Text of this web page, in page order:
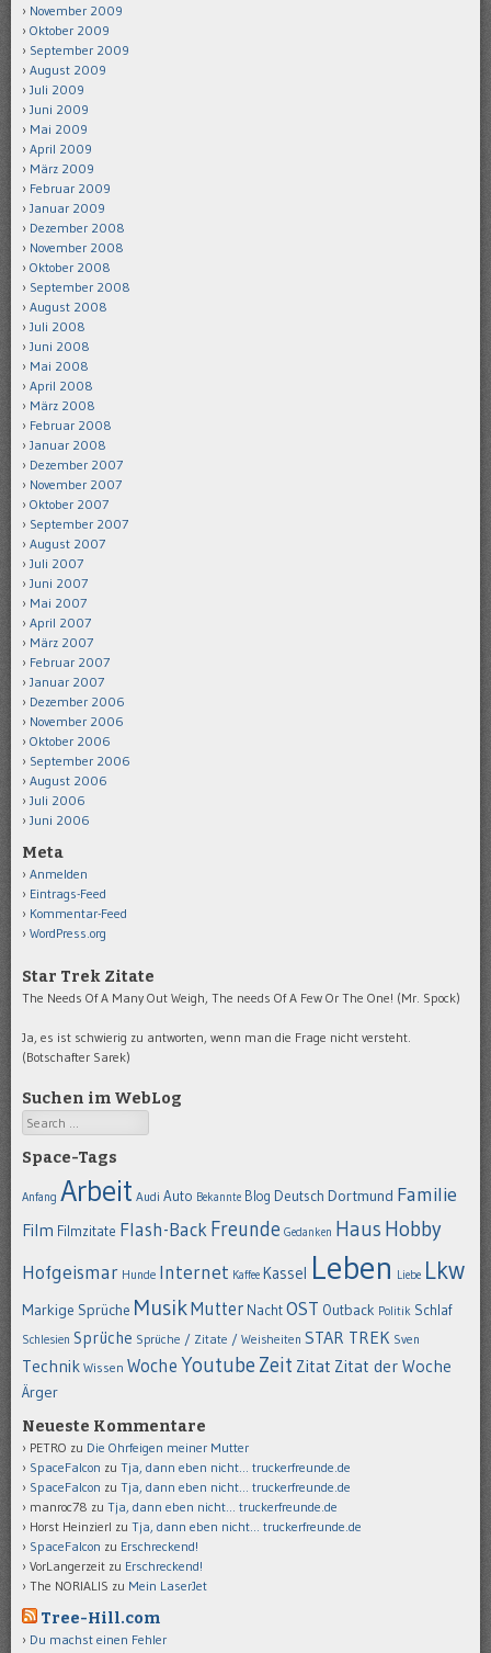
November 2009
Oktober 2009
September 2009
August 2009
Juli 2009
Juni 2009
Mai 2009
April 2009
März 2009
Februar 2009
Januar 2009
Dezember 2008
November 2008
Oktober 2008
September 2008
August 2008
Juli 2008
Juni 2008
Mai 2008
April 2008
März 2008
Februar 2008
Januar 2008
Dezember 2007
November 2007
Oktober 2007
September 2007
August 2007
Juli 2007
Juni 2007
Mai 2007
April 2007
März 2007
Februar 2007
Januar 2007
Dezember 2006
November 2006
Oktober 2006
September 2006
August 2006
Juli 2006
Juni 2006
Meta
Anmelden
Eintrags-Feed
Kommentar-Feed
WordPress.org
Star Trek Zitate
The Needs Of A Many Out Weigh, The needs Of A Few Or The One! (Mr. Spock)
Ja, es ist schwierig zu antworten, wenn man die Frage nicht versteht.
(Botschafter Sarek)
Suchen im WebLog
Search
Space-Tags
Anfang Arbeit Audi Auto Bekannte Blog Deutsch Dortmund Familie
Film Filmzitate Flash-BackFreunde Gedanken Haus Hobby
Hofgeismar Hunde Internet Kaffee Kassel Leben Liebe Lkw
Markige Sprüche MusikMutter NachtOST Outback Politik Schlaf
Schlesien Sprüche Sprüche / Zitate / Weisheiten STAR TREK Sven
Technik Wissen Woche Youtube Zeit Zitat Zitat der Woche
Ärger
Neueste Kommentare
PETRO zu Die Ohrfeigen meiner Mutter
SpaceFalcon zu Tja, dann eben nicht… truckerfreunde.de
SpaceFalcon zu Tja, dann eben nicht… truckerfreunde.de
manroc78 zu Tja, dann eben nicht… truckerfreunde.de
Horst Heinzierl zu Tja, dann eben nicht… truckerfreunde.de
SpaceFalcon zu Erschreckend!
VorLangerzeit zu Erschreckend!
The NORIALIS zu Mein LaserJet
Tree-Hill.com
Du machst einen Fehler